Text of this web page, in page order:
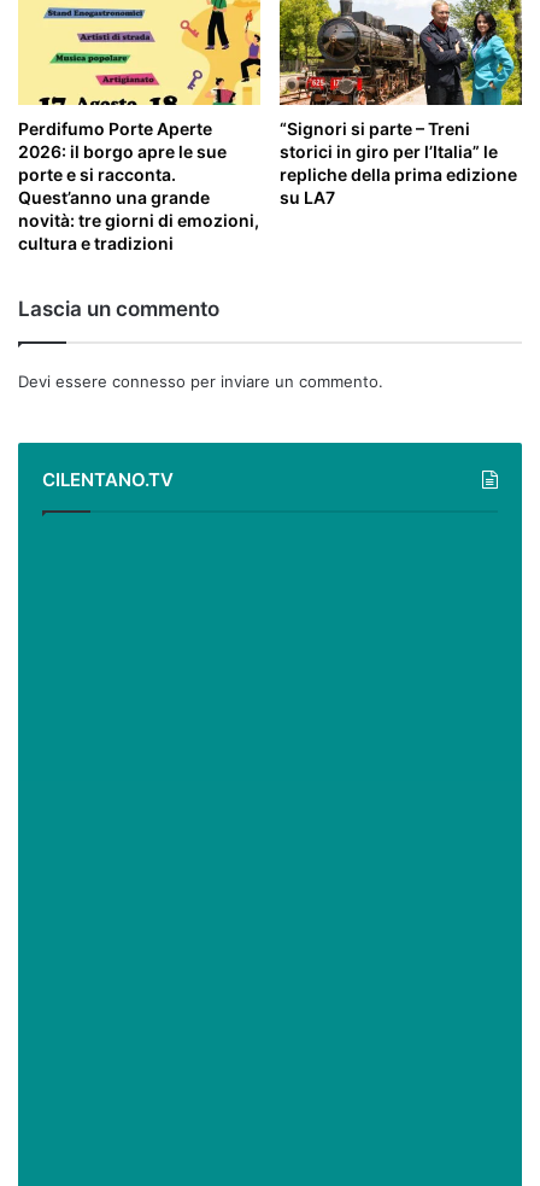
Perdifumo Porte Aperte
2026: il borgo apre le sue
porte e si racconta.
Quest’anno una grande
novità: tre giorni di emozioni,
cultura e tradizioni
“Signori si parte – Treni
storici in giro per l’Italia” le
repliche della prima edizione
su LA7
Lascia un commento
Devi essere connesso per inviare un commento.
CILENTANO.TV